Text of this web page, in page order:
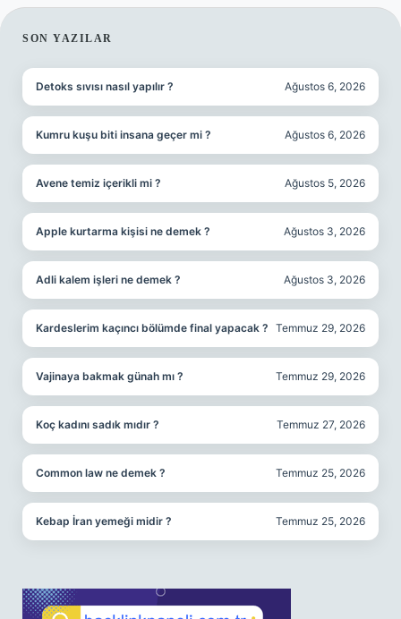
SIDEBAR
SON YAZILAR
Detoks sıvısı nasıl yapılır ? Ağustos 6, 2026
Kumru kuşu biti insana geçer mi ? Ağustos 6, 2026
Avene temiz içerikli mi ? Ağustos 5, 2026
Apple kurtarma kişisi ne demek ? Ağustos 3, 2026
Adli kalem işleri ne demek ? Ağustos 3, 2026
Kardeslerim kaçıncı bölümde final yapacak ? Temmuz 29, 2026
Vajinaya bakmak günah mı ? Temmuz 29, 2026
Koç kadını sadık mıdır ? Temmuz 27, 2026
Common law ne demek ? Temmuz 25, 2026
Kebap İran yemeği midir ? Temmuz 25, 2026